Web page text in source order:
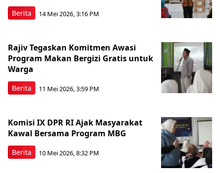
Berita 14 Mei 2026, 3:16 PM
Berita
Rajiv Tegaskan Komitmen Awasi
Program Makan Bergizi Gratis untuk
Warga
11 Mei 2026, 3:59 PM
Berita
Komisi IX DPR RI Ajak Masyarakat
Kawal Bersama Program MBG
10 Mei 2026, 8:32 PM